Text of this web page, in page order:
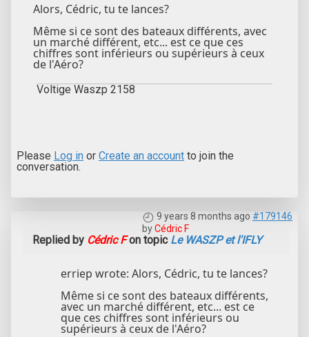
Alors, Cédric, tu te lances?
Même si ce sont des bateaux différents, avec
un marché différent, etc... est ce que ces
chiffres sont inférieurs ou supérieurs à ceux
de l'Aéro?
Voltige Waszp 2158
Please Log in or Create an account to join the
conversation.
9 years 8 months ago #179146
byCédric F
Replied by Cédric Fon topic Le WASZP et l'IFLY
erriep wrote: Alors, Cédric, tu te lances?
Même si ce sont des bateaux différents,
avec un marché différent, etc... est ce
que ces chiffres sont inférieurs ou
supérieurs à ceux de l'Aéro?